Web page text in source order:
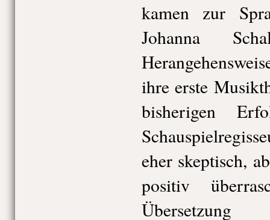
kamen zur
Johanna
ihre erste
bisherigen
eher skeptisch,
positiv